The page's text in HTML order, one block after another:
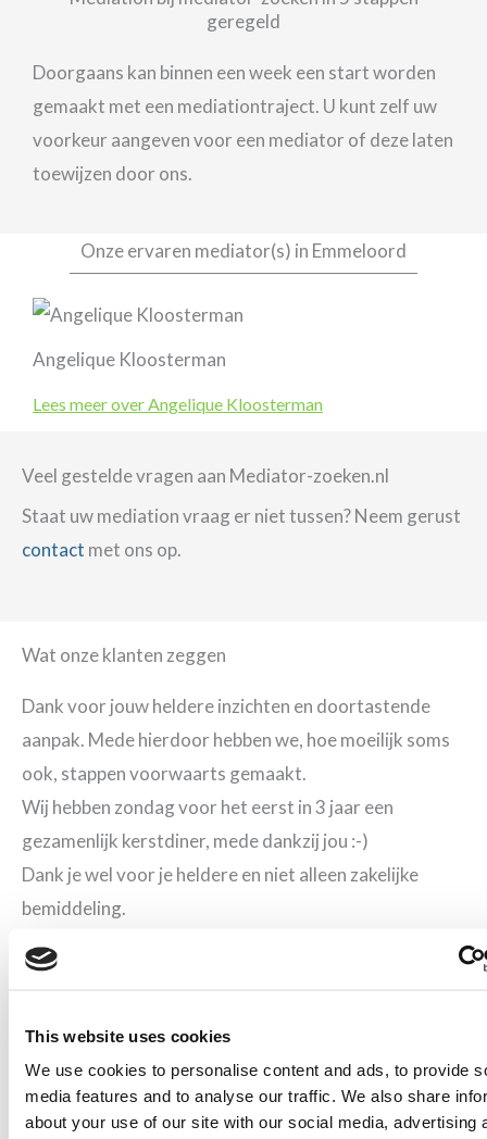
This website uses cookies
We use cookies to personalise content and ads, to provide
media features and to analyse our traffic. We also share
about your use of our site with our social media, advertising
geregeld
Doorgaans kan binnen een week een start worden
gemaakt met een mediationtraject. U kunt zelf uw
voorkeur aangeven voor een mediator of deze laten
toewijzen door ons.
Onze ervaren mediator(s) in Emmeloord
Angelique Kloosterman
Lees meer over Angelique Kloosterman
Veel gestelde vragen aan Mediator-zoeken.nl
Staat uw mediation vraag er niet tussen? Neem gerust
contact met ons op.
Wat onze klanten zeggen
Dank voor jouw heldere inzichten en doortastende
aanpak. Mede hierdoor hebben we, hoe moeilijk soms
ook, stappen voorwaarts gemaakt.
Wij hebben zondag voor het eerst in 3 jaar een
gezamenlijk kerstdiner, mede dankzij jou :-)
Dank je wel voor je heldere en niet alleen zakelijke
bemiddeling.
Hierbij willen wij jou hartelijk bedanken voor jouw
bijdrage in het arbeidsmediation proces.
voor een aanbeveling of iets anders, schroom niet, dat
doen we graag voor je.
Erg goede begeleiding gehad tijdens onze scheiding. Er